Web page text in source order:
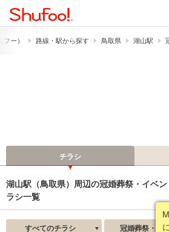
ー） 路線・駅から探す 鳥取県 湖山駅
チラシ
湖山駅（鳥取県）周辺の冠婚葬祭・イベ
ラシ一覧
すべてのチラシ 冠婚葬祭・イ